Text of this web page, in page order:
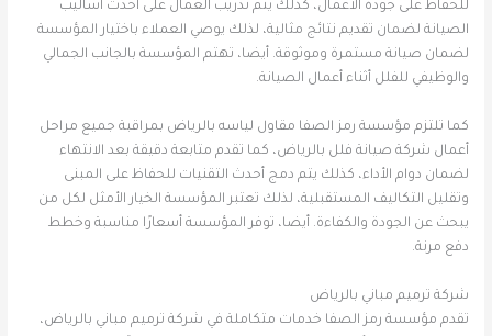
للحفاظ على جودة الأعمال، كذلك يتم تدريب العمال على أحدث أساليب
الصيانة لضمان تقديم نتائج مثالية، لذلك يوصي العملاء باختيار المؤسسة
لضمان صيانة مستمرة وموثوقة. أيضا، تهتم المؤسسة بالجانب الجمالي
والوظيفي للفلل أثناء أعمال الصيانة.
كما تلتزم مؤسسة رمز الصفا مقاول لياسه بالرياض بمراقبة جميع مراحل
أعمال شركة صيانة فلل بالرياض، كما تقدم متابعة دقيقة بعد الانتهاء
لضمان دوام الأداء، كذلك يتم دمج أحدث التقنيات للحفاظ على المبنى
وتقليل التكاليف المستقبلية، لذلك تعتبر المؤسسة الخيار الأمثل لكل من
يبحث عن الجودة والكفاءة. أيضا، توفر المؤسسة أسعارًا مناسبة وخطط
دفع مرنة.
شركة ترميم مباني بالرياض
تقدم مؤسسة رمز الصفا خدمات متكاملة في شركة ترميم مباني بالرياض،